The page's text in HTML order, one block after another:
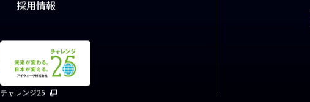
採用情報
チャレンジ25